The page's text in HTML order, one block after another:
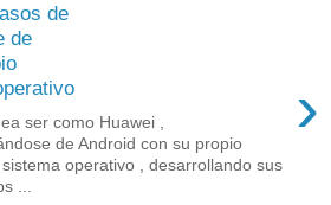
de
de
›
ser como Huawei ,
de Android con su propio
operativo , desarrollando sus
...